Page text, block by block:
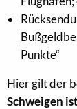
Punkte“
Hier gilt der
Schweigen